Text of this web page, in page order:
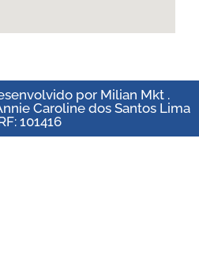
por Milian Mkt .
Caroline dos Santos Lima
101416